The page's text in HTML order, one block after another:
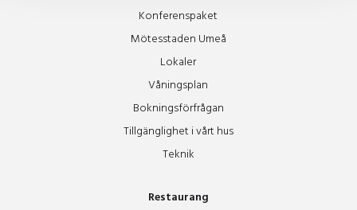
Konferenspaket
Mötesstaden Umeå
Lokaler
Våningsplan
Bokningsförfrågan
Tillgänglighet i vårt hus
Teknik
Restaurang